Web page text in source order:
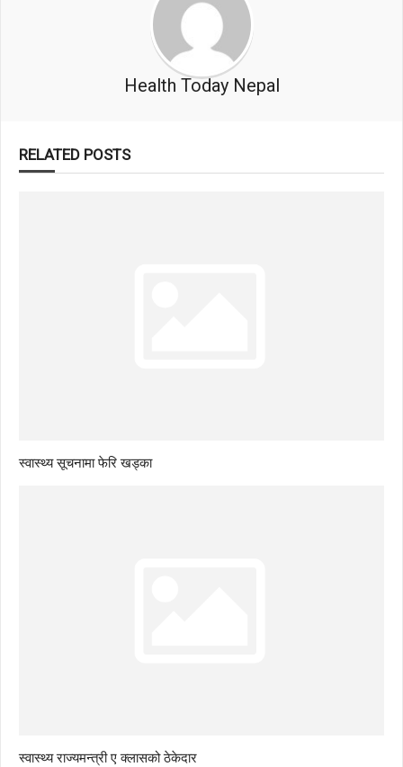
Health Today Nepal
RELATED POSTS
स्वास्थ्य सूचनामा फेरि खड्का
स्वास्थ्य राज्यमन्त्री ए क्लासको ठेकेदार